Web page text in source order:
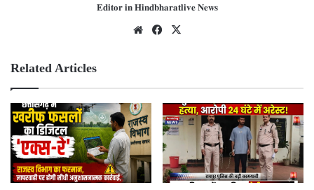
𝐄𝐝𝐢𝐭𝐨𝐫 𝐢𝐧 𝐇𝐢𝐧𝐝𝐛𝐡𝐚𝐫𝐚𝐭𝐥𝐢𝐯𝐞 𝐍𝐞𝐰𝐬
We
Fac
Related Articles